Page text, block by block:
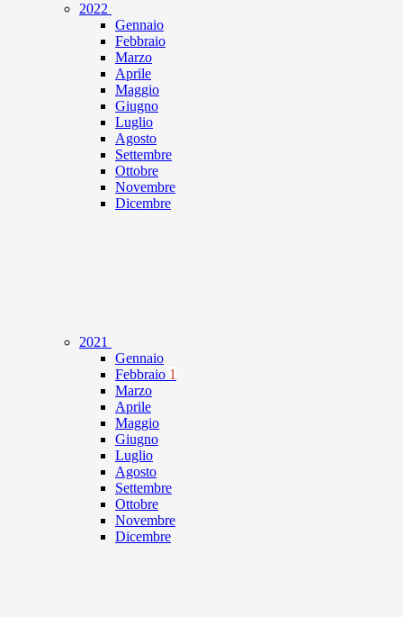
2022
Gennaio
Febbraio
Marzo
Aprile
Maggio
Giugno
Luglio
Agosto
Settembre
Ottobre
Novembre
Dicembre
2021
Gennaio
Febbraio 1
Marzo
Aprile
Maggio
Giugno
Luglio
Agosto
Settembre
Ottobre
Novembre
Dicembre